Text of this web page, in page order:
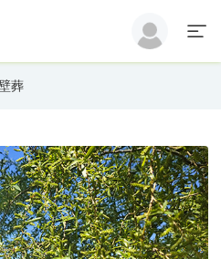
葬